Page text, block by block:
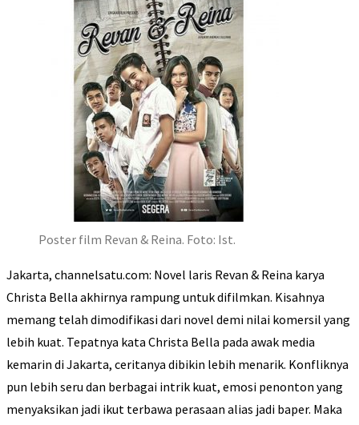
Poster film Revan & Reina. Foto: Ist.
Jakarta, channelsatu.com: Novel laris Revan & Reina karya
Christa Bella akhirnya rampung untuk difilmkan. Kisahnya
memang telah dimodifikasi dari novel demi nilai komersil yang
lebih kuat. Tepatnya kata Christa Bella pada awak media
kemarin di Jakarta, ceritanya dibikin lebih menarik. Konfliknya
pun lebih seru dan berbagai intrik kuat, emosi penonton yang
menyaksikan jadi ikut terbawa perasaan alias jadi baper. Maka